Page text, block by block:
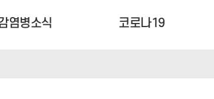
염병소식 코로나19